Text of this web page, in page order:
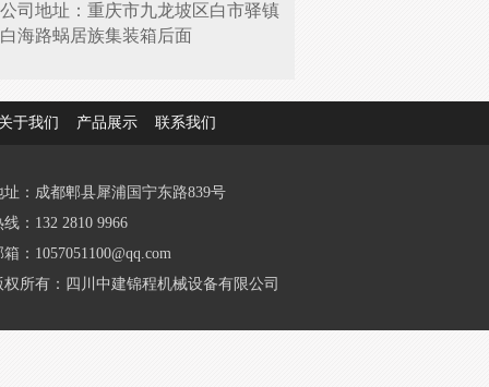
公司地址： 重庆市九龙坡区白市驿镇
白海路蜗居族集装箱后面
于我们 产品展示 联系我们
址：成都郫县犀浦国宁东路839号
线：132 2810 9966
箱：1057051100@qq.com
权所有：四川中建锦程机械设备有限公司